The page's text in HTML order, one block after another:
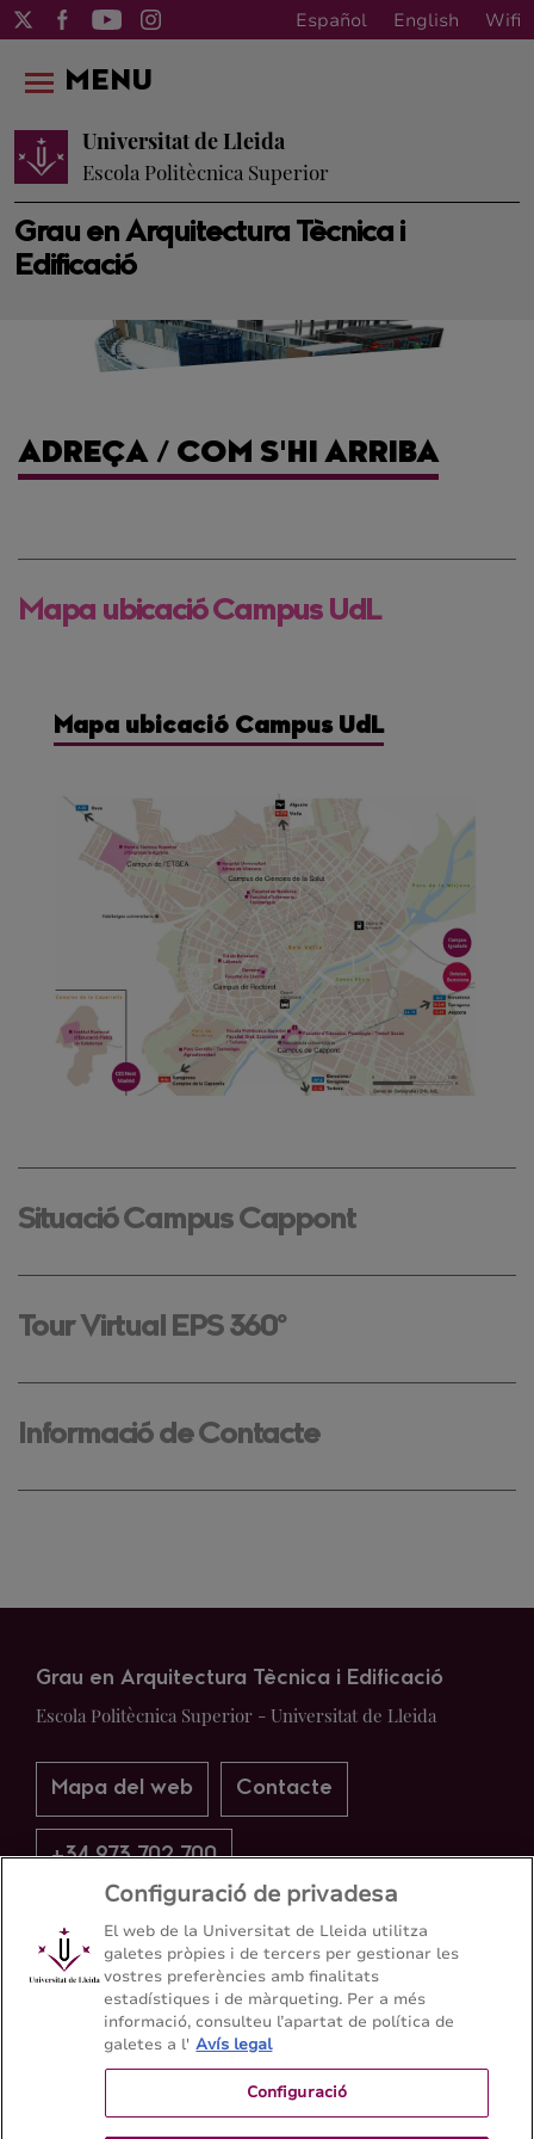
Español English Wifi
Grau en Arquitectura Tècnica i
Edificació
Universitat de Lleida
Escola Politècnica Superior
MENU
ADREÇA / COM S'HI ARRIBA
Mapa ubicació Campus UdL
Mapa ubicació Campus UdL
Situació Campus Cappont
Tour Virtual EPS 360º
Informació de Contacte
Grau en Arquitectura Tècnica i Edificació
Escola Politècnica Superior - Universitat de Lleida
Mapa del web Contacte
+34 973 702 700
Configuració de privadesa
El web de la Universitat de Lleida utilitza
galetes pròpies i de tercers per gestionar les
vostres preferències amb finalitats
estadístiques i de màrqueting. Per a més
informació, consulteu l’apartat de política de
galetes a l' Avís legal
Configuració